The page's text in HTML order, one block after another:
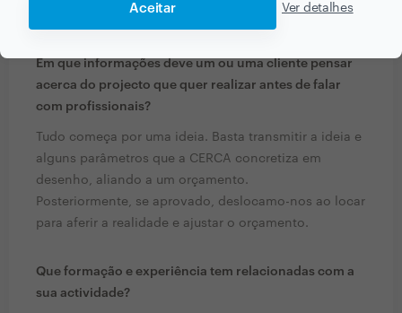
Aceitar Ver detalhes
PERGUNTAS E RESPOSTAS
Em que informações deve um ou uma cliente pensar
acerca do projecto que quer realizar antes de falar
com profissionais?
Tudo começa por uma ideia. Basta transmitir a ideia e
alguns parâmetros que a CERCA concretiza em
desenho, aliando a um orçamento.
Posteriormente, se aprovado, deslocamo-nos ao locar
para aferir a realidade e ajustar o orçamento.
Que formação e experiência tem relacionadas com a
sua actividade?